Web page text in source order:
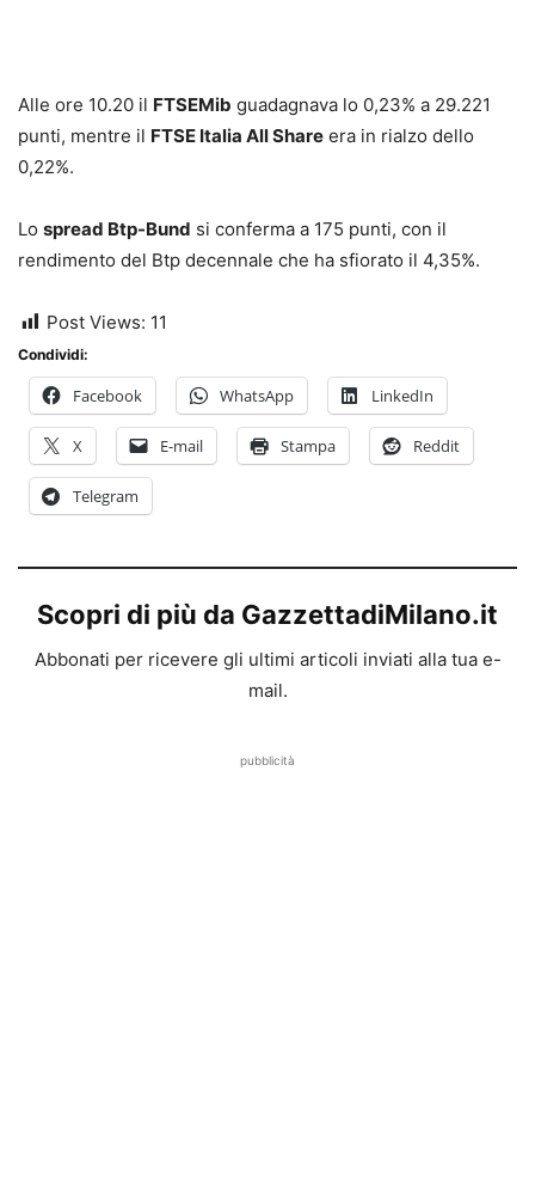
Alle ore 10.20 il FTSEMib guadagnava lo 0,23% a 29.221
punti, mentre il FTSE Italia All Share era in rialzo dello
0,22%.
Lo spread Btp-Bund si conferma a 175 punti, con il
rendimento del Btp decennale che ha sfiorato il 4,35%.
Post Views: 11
Condividi:
Facebook WhatsApp LinkedIn
X E-mail Stampa Reddit
Telegram
Scopri di più da GazzettadiMilano.it
Abbonati per ricevere gli ultimi articoli inviati alla tua e-
mail.
pubblicità